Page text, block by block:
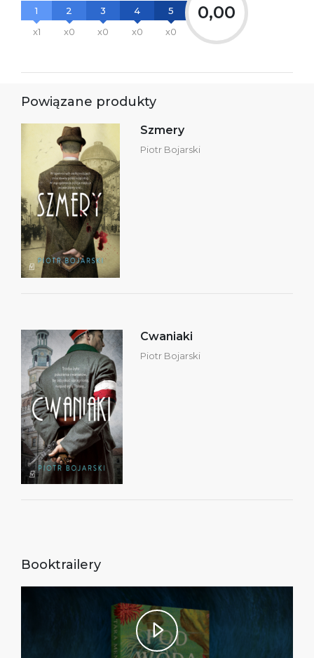
1
x1
2
x0
3
x0
4
x0
5
x0
0,00
Powiązane produkty
Szmery
Piotr Bojarski
Cwaniaki
Piotr Bojarski
Booktrailery